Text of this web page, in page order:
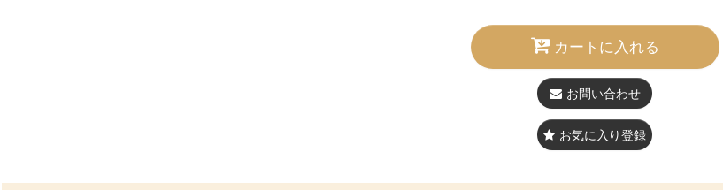
カートに入れる
お問い合わせ
お気に入り登録